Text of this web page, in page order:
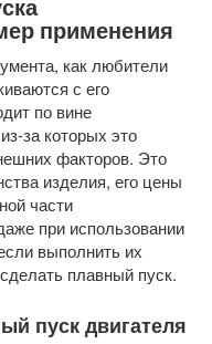
применения
как любители
с его
по вине
за которых это
факторов. Это
изделия, его цены
части
при использовании
выполнить их
плавный пуск.
пуск двигателя